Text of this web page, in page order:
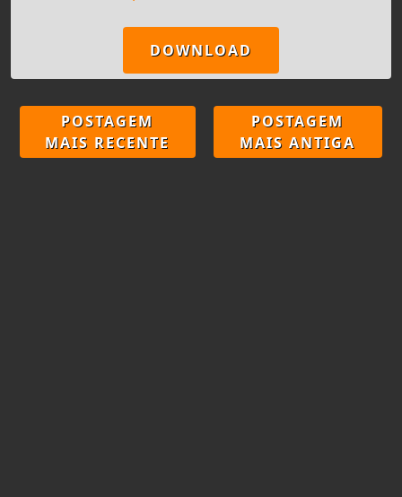
DOWNLOAD
POSTAGEM
MAIS RECENTE
POSTAGEM
MAIS ANTIGA